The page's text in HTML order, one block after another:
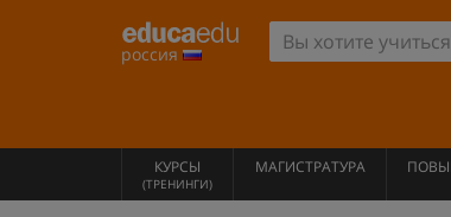
россия
КУРСЫ
(ТРЕНИНГИ)
МАГИСТРАТУРА